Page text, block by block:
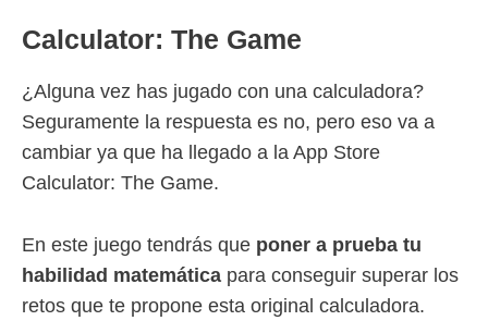
Calculator: The Game
¿Alguna vez has jugado con una calculadora?
Seguramente la respuesta es no, pero eso va a
cambiar ya que ha llegado a la App Store
Calculator: The Game.
En este juego tendrás que poner a prueba tu
habilidad matemática para conseguir superar los
retos que te propone esta original calculadora.